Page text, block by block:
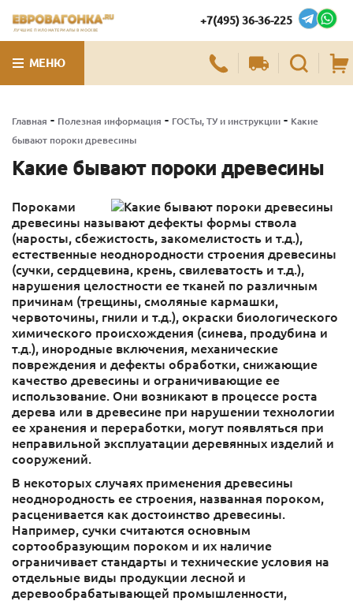
ЛУЧШИЕ ПИЛОМАТЕРИАЛЫ В МОСКВЕ
+7(495) 36-36-225
МЕНЮ
Главная - Полезная информация - ГОСТы, ТУ и инструкции - Какие
бывают пороки древесины
Какие бывают пороки древесины
Пороками
древесины называют дефекты формы ствола
(наросты, сбежистость, закомелистость и т.д.),
естественные неоднородности строения древесины
(сучки, сердцевина, крень, свилеватость и т.д.),
нарушения целостности ее тканей по различным
причинам (трещины, смоляные кармашки,
червоточины, гнили и т.д.), окраски биологического
химического происхождения (синева, продубина и
т.д.), инородные включения, механические
повреждения и дефекты обработки, снижающие
качество древесины и ограничивающие ее
использование. Они возникают в процессе роста
дерева или в древесине при нарушении технологии
ее хранения и переработки, могут появляться при
неправильной эксплуатации деревянных изделий и
сооружений.
В некоторых случаях применения древесины
неоднородность ее строения, названная пороком,
расценивается как достоинство древесины.
Например, сучки считаются основным
сортообразующим пороком и их наличие
ограничивает стандарты и технические условия на
отдельные виды продукции лесной и
деревообрабатывающей промышленности,